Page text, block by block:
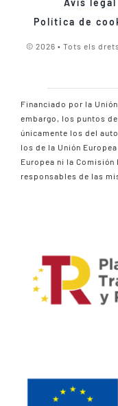
Avís legal
Política de
© 2026 • Tots els
Financiado por la
embargo, los puntos
únicamente los del
los de la Unión
Europea ni la
responsables de las